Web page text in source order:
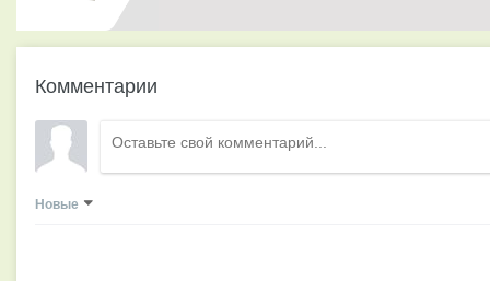
Комментарии
Новые